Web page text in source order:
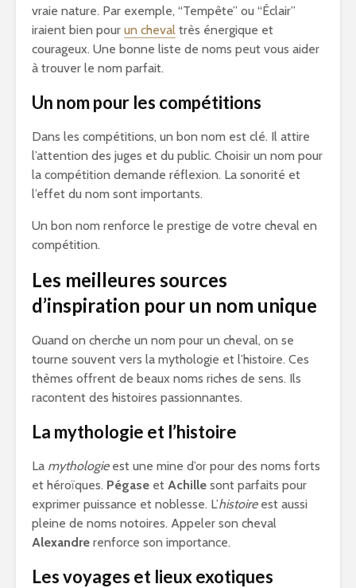
vraie nature. Par exemple, “Tempête” ou “Éclair”
iraient bien pour un cheval très énergique et
courageux. Une bonne liste de noms peut vous aider
à trouver le nom parfait.
Un nom pour les compétitions
Dans les compétitions, un bon nom est clé. Il attire
l’attention des juges et du public. Choisir un nom pour
la compétition demande réflexion. La sonorité et
l’effet du nom sont importants.
Un bon nom renforce le prestige de votre cheval en
compétition.
Les meilleures sources
d’inspiration pour un nom unique
Quand on cherche un nom pour un cheval, on se
tourne souvent vers la mythologie et l’histoire. Ces
thèmes offrent de beaux noms riches de sens. Ils
racontent des histoires passionnantes.
La mythologie et l’histoire
La mythologieest une mine d’or pour des noms forts
et héroïques. Pégase et Achille sont parfaits pour
exprimer puissance et noblesse. L’histoireest aussi
pleine de noms notoires. Appeler son cheval
Alexandre renforce son importance.
Les voyages et lieux exotiques